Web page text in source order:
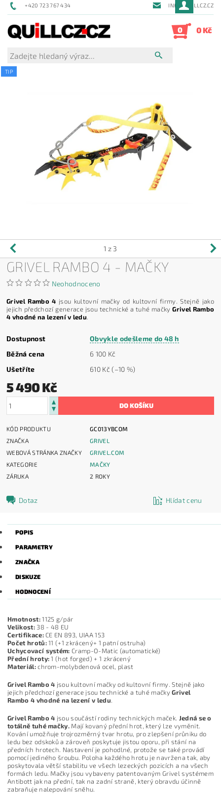
+420 723 767 434 INFO@QUILLCZ.CZ
0 0 Kč
TIP
1 z 3
GRIVEL RAMBO 4 - MAČKY
Neohodnoceno
Grivel Rambo 4 jsou kultovní mačky od kultovní firmy. Stejně jako
jejich předchozí generace jsou technické a tuhé mačkyGrivel Rambo
4 vhodné na lezení v ledu.
Dostupnost
Obvykle odešleme do 48 h
Běžná cena
6 100 Kč
Ušetříte
610 Kč(–10 %)
5 490 Kč
KÓD PRODUKTU
GC013YBCOM
ZNAČKA
GRIVEL
WEBOVÁ STRÁNKA ZNAČKY
GRIVEL.COM
KATEGORIE
MAČKY
ZÁRUKA
2 ROKY
Dotaz Hlídat cenu
POPIS
PARAMETRY
ZNAČKA
DISKUZE
HODNOCENÍ
Hmotnost:1125 g/pár
Velikost:38 - 48 EU
Certifikace:CE EN 893, UIAA 153
Počet hrotů:11 (+1 zkrácený+ 1 patní ostruha)
Uchycovací systém: Cramp-O-Matic (automatické)
Přední hroty:1 (hot forged) + 1 zkrácený
Materiál:chrom-molybdenová ocel, plast
Grivel Rambo 4 jsou kultovní mačky od kultovní firmy. Stejně jako
jejich předchozí generace jsou technické a tuhé mačkyGrivel
Rambo 4 vhodné na lezení v ledu.
Grivel Rambo 4 jsou součástí rodiny technických maček. Jedná se o
totálně tuhé mačky. Mají kovaný přední hrot, který lze vyměnit.
Kování umožňuje trojrozměrný tvar hrotu, pro zlepšení průniku do
ledu bez odskoků a zároveň poskytuje jistou oporu, při stání na
předních hrotech. Nastavení je pohodlné, protože se také provádí
pomocí jediného šroubu. Poloha každého hrotu je navržena tak, aby
poskytovala větší stabilitu ve všech lezeckých pozicích a na všech
formách ledu. Mačky jsou vybaveny patentovaným Grivel systémem
Antibott jak na přední, tak na zadní straně, který obravdu účinně
zabraňuje nalepování sněhu.